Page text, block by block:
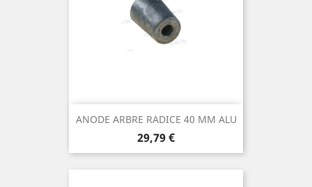
ANODE ARBRE RADICE 40 MM ALU
Prix
29,79 €